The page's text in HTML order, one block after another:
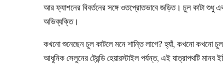
আর ফ্যাশনের বিবর্তনের সঙ্গে ওতপ্রোতভাবে জড়িত। চুল কাটা শুধু
অভিব্যক্তি।
কখনো শুনেছেন চুল কাটলে মনে শান্তি লাগে? হ্যাঁ, কখনো কখনো চুল
আধুনিক সেলুনের ট্রেন্ডি হেয়ারস্টাইল পর্যন্ত, এই যাত্রাপথটি